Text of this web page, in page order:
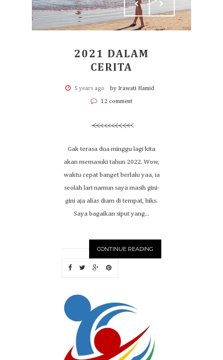
2021 DALAM
CERITA
5 years ago by Irawati Hamid
12 comment
Gak terasa dua minggu lagi kita
akan memasuki tahun 2022. Wow,
waktu cepat banget berlalu yaa, ia
seolah lari namun saya masih gini-
gini aja alias diam di tempat, hiks.
Saya bagaikan siput yang...
CONTINUE READING